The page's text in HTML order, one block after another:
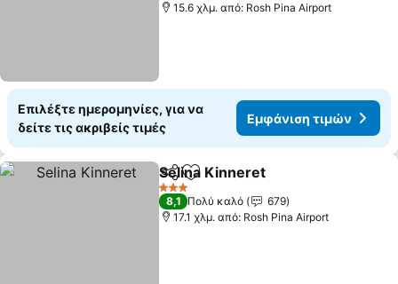
15.6 χλμ. από: Rosh Pina Airport
Επιλέξτε ημερομηνίες, για να
δείτε τις ακριβείς τιμές
Εμφάνιση τιμών
Κοινοποίηση
Προσθήκη στα αγαπημένα
Selina Kinneret
3 Αστέρια
8,1 Πολύ καλό
679
17.1 χλμ. από: Rosh Pina Airport